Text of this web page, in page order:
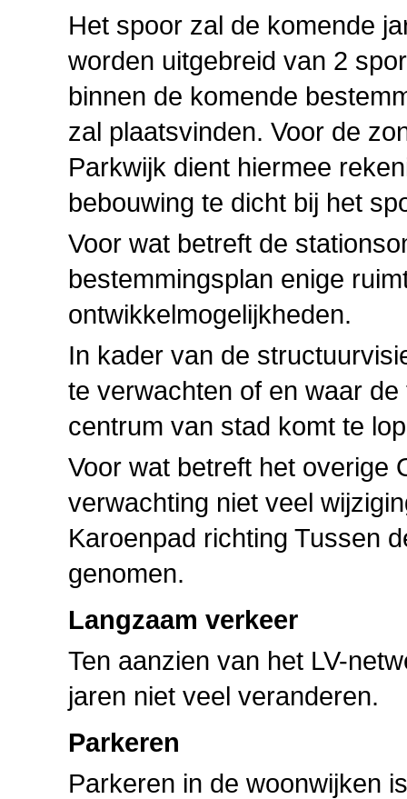
Het spoor zal de komende
worden uitgebreid van 2
binnen de komende
zal plaatsvinden. Voor de
Parkwijk dient hiermee
bebouwing te dicht bij het
Voor wat betreft de
bestemmingsplan enige
ontwikkelmogelijkheden.
In kader van de
te verwachten of en waar
centrum van stad komt te
Voor wat betreft het overige
verwachting niet veel
Karoenpad richting Tussen
genomen.
Langzaam verkeer
Ten aanzien van het LV-
jaren niet veel veranderen.
Parkeren
Parkeren in de woonwijken